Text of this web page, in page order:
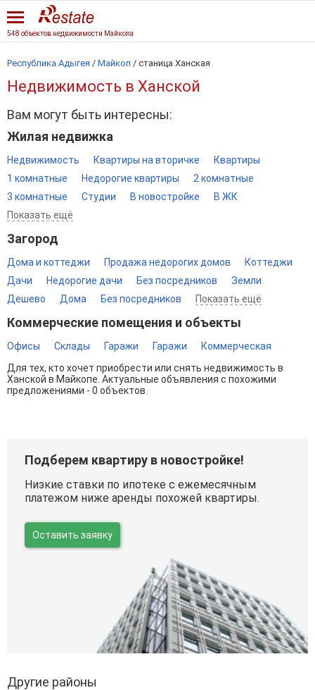
548 объектов недвижимости Майкопа
Республика Адыгея / Майкоп / станица Ханская
Недвижимость в Ханской
Вам могут быть интересны:
Жилая недвижка
Недвижимость Квартиры на вторичке
Квартиры
1 комнатные
Недорогие квартиры
2 комнатные
3 комнатные
Студии В новостройке
В ЖК
Показать ещё
Загород
Дома и коттеджи Продажа недорогих домов
Коттеджи
Дачи
Недорогие дачи Без посредников
Земли
Дешево
Дома Без посредников Показать ещё
Коммерческие помещения и объекты
Офисы Склады Гаражи Гаражи
Коммерческая
Для тех, кто хочет приобрести или снять недвижимость в
Ханской в Майкопе. Актуальные объявления с похожими
предложениями - 0 объектов.
Подберем квартиру в новостройке!
Низкие ставки по ипотеке с ежемесячным
платежом ниже аренды похожей квартиры.
Оставить заявку
Другие районы